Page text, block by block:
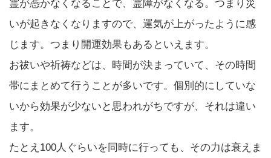
霊が憑かなくなることで、霊障がなくなる。つまり災
いが起きなくなりますので、運気が上がったように感
じます。つまり開運効果もあるといえます。
お祓いや祈祷などは、時間が決まっていて、その時間
帯にまとめて行うことが多いです。個別的にしていな
いから効果が少ないと思われがちですが、それは違い
ます。
たとえ100人ぐらいを同時に行っても、その力は衰えま